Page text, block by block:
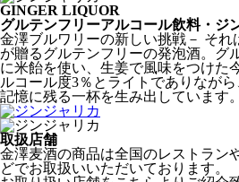
GINGER LIQUOR
グルテンフリーアルコール飲料・ジ
金澤ブルワリーの新しい挑戦－ それ
が贈るグルテンフリーの発泡酒。グ
に米飴を使い、生姜で風味をつけた
ルコール度3％とライトでありなが
記憶に残る一杯を生み出しています。
取扱店舗
金澤麦酒の商品は全国のレストラン
どでお取扱いいただいております。